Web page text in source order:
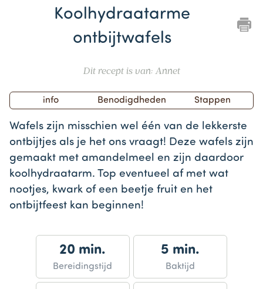
Koolhydraatarme
ontbijtwafels
Dit recept is van: Annet
info Benodigdheden Stappen
Wafels zijn misschien wel één van de lekkerste
ontbijtjes als je het ons vraagt! Deze wafels zijn
gemaakt met amandelmeel en zijn daardoor
koolhydraatarm. Top eventueel af met wat
nootjes, kwark of een beetje fruit en het
ontbijtfeest kan beginnen!
20 min.
Bereidingstijd
5 min.
Baktijd